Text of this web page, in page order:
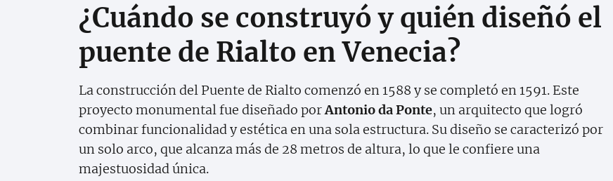
¿Cuándo se construyó y quién diseñó el
puente de Rialto en Venecia?
La construcción del Puente de Rialto comenzó en 1588 y se completó en 1591. Este
proyecto monumental fue diseñado porAntonio da Ponte, un arquitecto que logró
combinar funcionalidad y estética en una sola estructura. Su diseño se caracterizó por
un solo arco, que alcanza más de 28 metros de altura, lo que le confiere una
majestuosidad única.